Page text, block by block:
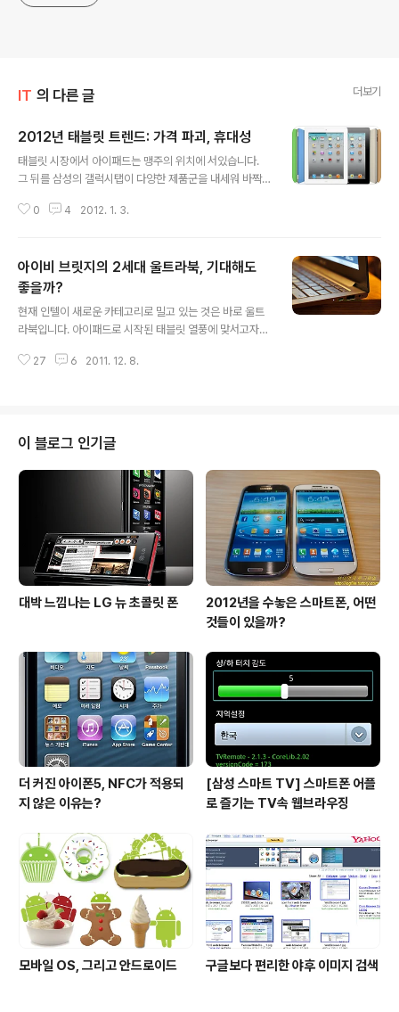
IT 의 다른 글 더보기
2012년 태블릿 트렌드: 가격 파괴, 휴대성
태블릿 시장에서 아이패드는 맹주의 위치에 서있습니다.
그 뒤를 삼성의 갤럭시탭이 다양한 제품군을 내세워 바짝
파이어를 내놓으며 삼성의 갤럭시탭을 3위로 밀어내 버렸
스마트폰과 달리 태블릿의 판매는 그리 폭발적이지 못합니
다. 이유는 여러가지가 있겠지만 휴대성과 가격이 가장 크
다고 볼수 있죠. 스마트폰은 통화를 하면서도 간단한 컴퓨
팅 작업을 할수 있고 휴대가 간편하기 때문에 고가의 제품
전화는 필수품이기 때문에 휴대전화가 사라지지 않는한 앞
0 4 2012. 1. 3.
아이비 브릿지의 2세대 울트라북, 기대해도
좋을까?
현재 인텔이 새로운 카테고리로 밀고 있는 것은 바로 울트
라북입니다. 아이패드로 시작된 태블릿 열풍에 맞서고자
리고 있는 것이죠. 노트북 제조업체들은 울트라북 신제품
이 아닐까 생각되는군요. 시장에 선보인 울트라북의 성능
은 기존 노트북과 큰 차이가 있어 보이지 않습니다. 울트라
북은 넷북과 울트라씬 노트북을 대체할 카테고리로 출시전
주목을 많이 받았죠. 하지만 일반 소비자들은 울트라북이
노트북과 다른점이 정확히 무엇인지 알지 못하는 경우가
많습니다. 보다 얇고 (20mm 이하) 가벼워졌으며 (..
27 6 2011. 12. 8.
이 블로그 인기글
대박 느낌나는 LG 뉴 초콜릿 폰
2012년을 수놓은 스마트폰, 어떤
것들이 있을까?
더 커진 아이폰5, NFC가 적용되
지 않은 이유는?
[삼성 스마트 TV] 스마트폰 어플
로 즐기는 TV속 웹브라우징
모바일 OS, 그리고 안드로이드 구글보다 편리한 야후 이미지 검색